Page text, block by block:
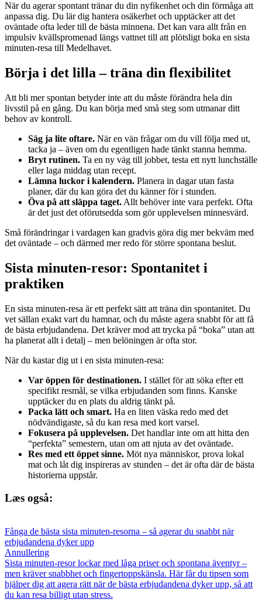
När du agerar spontant tränar du din nyfikenhet och din förmåga att
anpassa dig. Du lär dig hantera osäkerhet och upptäcker att det
oväntade ofta leder till de bästa minnena. Det kan vara allt från en
impulsiv kvällspromenad längs vattnet till att plötsligt boka en sista
minuten-resa till Medelhavet.
Börja i det lilla – träna din flexibilitet
Att bli mer spontan betyder inte att du måste förändra hela din
livsstil på en gång. Du kan börja med små steg som utmanar ditt
behov av kontroll.
Säg ja lite oftare. När en vän frågar om du vill följa med ut,
tacka ja – även om du egentligen hade tänkt stanna hemma.
Bryt rutinen. Ta en ny väg till jobbet, testa ett nytt lunchställe
eller laga middag utan recept.
Lämna luckor i kalendern. Planera in dagar utan fasta
planer, där du kan göra det du känner för i stunden.
Öva på att släppa taget. Allt behöver inte vara perfekt. Ofta
är det just det oförutsedda som gör upplevelsen minnesvärd.
Små förändringar i vardagen kan gradvis göra dig mer bekväm med
det oväntade – och därmed mer redo för större spontana beslut.
Sista minuten-resor: Spontanitet i
praktiken
En sista minuten-resa är ett perfekt sätt att träna din spontanitet. Du
vet sällan exakt vart du hamnar, och du måste agera snabbt för att få
de bästa erbjudandena. Det kräver mod att trycka på “boka” utan att
ha planerat allt i detalj – men belöningen är ofta stor.
När du kastar dig ut i en sista minuten-resa:
Var öppen för destinationen. I stället för att söka efter ett
specifikt resmål, se vilka erbjudanden som finns. Kanske
upptäcker du en plats du aldrig tänkt på.
Packa lätt och smart. Ha en liten väska redo med det
nödvändigaste, så du kan resa med kort varsel.
Fokusera på upplevelsen. Det handlar inte om att hitta den
“perfekta” semestern, utan om att njuta av det oväntade.
Res med ett öppet sinne. Möt nya människor, prova lokal
mat och låt dig inspireras av stunden – det är ofta där de bästa
historierna uppstår.
Læs også:
Fånga de bästa sista minuten-resorna – så agerar du snabbt när
erbjudandena dyker upp
Annullering
Sista minuten-resor lockar med låga priser och spontana äventyr –
men kräver snabbhet och fingertoppskänsla. Här får du tipsen som
hjälper dig att agera rätt när de bästa erbjudandena dyker upp, så att
du kan resa billigt utan stress.